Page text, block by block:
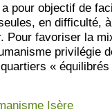
pour objectif de
en difficulté,
Pour favoriser la
privilégie
«
Isère